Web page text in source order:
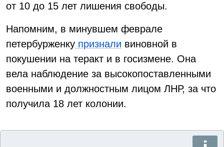
от 10 до 15 лет лишения свободы.
Напомним, в минувшем феврале
петербурженку признали виновной в
покушении на теракт и в госизмене. Она
вела наблюдение за высокопоставленными
военными и должностным лицом ЛНР, за что
получила 18 лет колонии.